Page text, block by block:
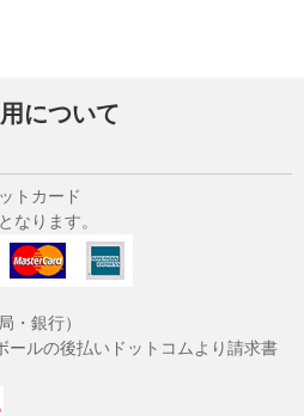
について
トカード
なります。
・銀行）
ルの後払いドットコムより請求書